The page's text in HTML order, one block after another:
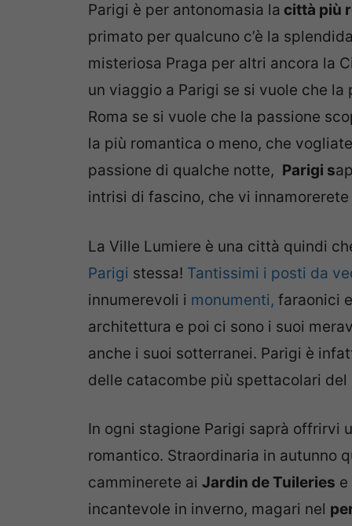
Parigi è per antonomasia la città più
primato per qualcuno c’è la
misteriosa Praga per altri ancora la
un viaggio a Parigi se si vuole che
Roma se si vuole che la passione
la più romantica o meno, che
passione di qualche notte, Parigi s
intrisi di fascino, che vi innamorerete
La Ville Lumiere è una città quindi
Parigi stessa! Tantissimi i posti da
innumerevoli i monumenti, faraonici
architettura e poi ci sono i suoi
anche i suoi sotterranei. Parigi è
delle catacombe più spettacolari del
In ogni stagione Parigi saprà offrirvi
romantico. Straordinaria in autunno
camminerete ai Jardin de Tuileries
incantevole in inverno, magari nel